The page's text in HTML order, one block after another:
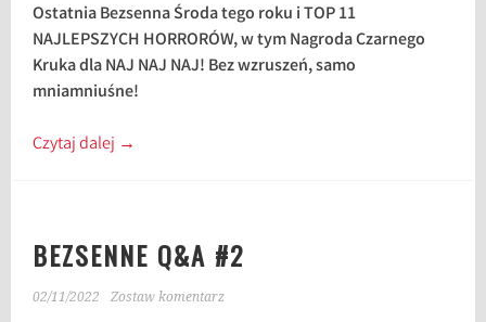
Ostatnia Bezsenna Środa tego roku i TOP 11
NAJLEPSZYCH HORRORÓW, w tym Nagroda Czarnego
Kruka dla NAJ NAJ NAJ! Bez wzruszeń, samo
mniamniuśne!
Czytaj dalej →
BEZSENNE Q&A #2
02/11/2022 Zostaw komentarz